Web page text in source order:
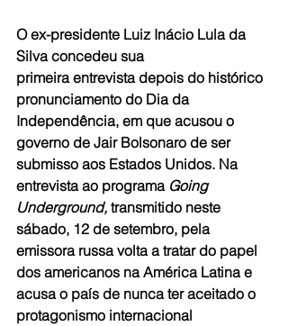
O ex-presidente Luiz Inácio Lula da
Silva concedeu sua
primeira entrevista depois do histórico
pronunciamento do Dia da
Independência, em que acusou o
governo de Jair Bolsonaro de ser
submisso aos Estados Unidos. Na
entrevista ao programa Going
Underground, transmitido neste
sábado, 12 de setembro, pela
emissora russa volta a tratar do papel
dos americanos na América Latina e
acusa o país de nunca ter aceitado o
protagonismo internacional